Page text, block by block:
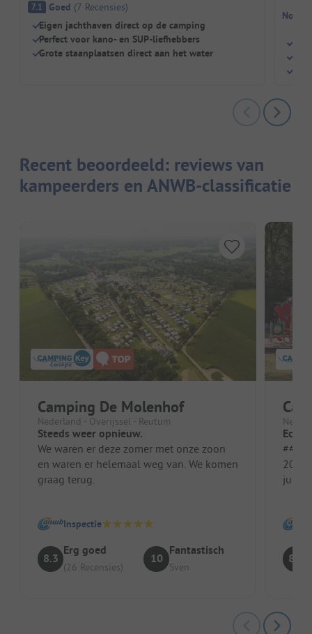
7.1 Goed (7 Recensies)
Eigen jachthaven direct op de camping
Perfect voor kano- en SUP-liefhebbers
Grote staanplaatsen direct aan het water
Nog
Recent beoordeeld: reviews van
kampeerders en ANWB-classificatie
Camping De Molenhof
Nederland - Overijssel - Reutum
Steeds weer opnieuw.
We waren er deze zomer met onze zoon
en waren er helemaal weg van. We komen
graag terug.
Inspectie
8.3
Erg goed
(26 Recensies)
10
Fantastisch
Sven
Echt
#####
20
jullie
8.3